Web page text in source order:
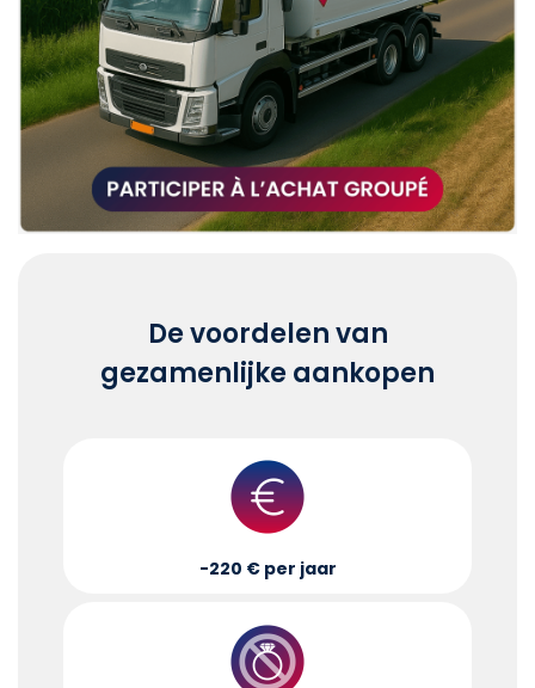
De voordelen van
gezamenlijke aankopen
-220 € per jaar